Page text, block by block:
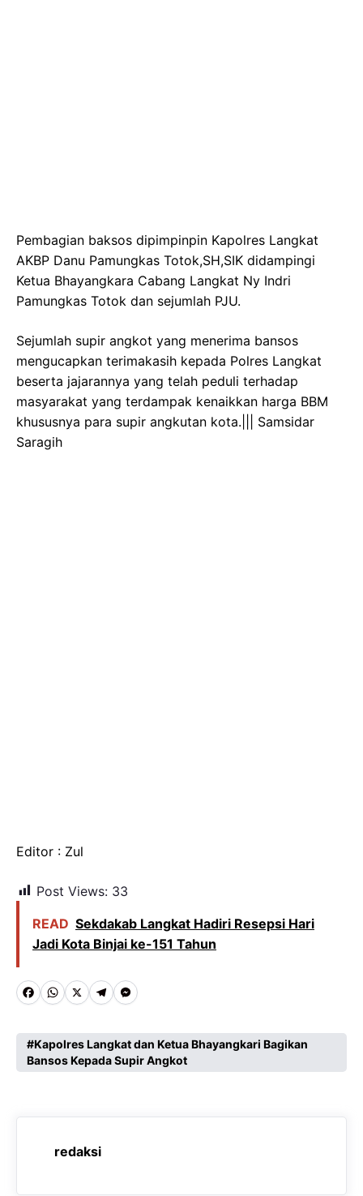
Pembagian baksos dipimpinpin Kapolres Langkat
AKBP Danu Pamungkas Totok,SH,SIK didampingi
Ketua Bhayangkara Cabang Langkat Ny Indri
Pamungkas Totok dan sejumlah PJU.
Sejumlah supir angkot yang menerima bansos
mengucapkan terimakasih kepada Polres Langkat
beserta jajarannya yang telah peduli terhadap
masyarakat yang terdampak kenaikkan harga BBM
khususnya para supir angkutan kota.||| Samsidar
Saragih
Editor : Zul
Post Views: 33
READ Sekdakab Langkat Hadiri Resepsi Hari
Jadi Kota Binjai ke-151 Tahun
F
c
e
o
W
a
t
A
p
X T
l
e
r
a
M
s
s
n
Kapolres Langkat dan Ketua Bhayangkari Bagikan
Bansos Kepada Supir Angkot
redaksi